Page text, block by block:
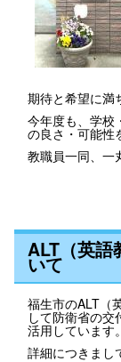
期待と希望に満
今年度も、学校
の良さ・可能性
教職員一同、一
ALT（英語
いて
福生市のALT（
して防衛省の交
活用しています
詳細につきまし